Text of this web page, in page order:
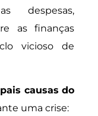
despesas,
as finanças
vicioso de
causas do
uma crise: